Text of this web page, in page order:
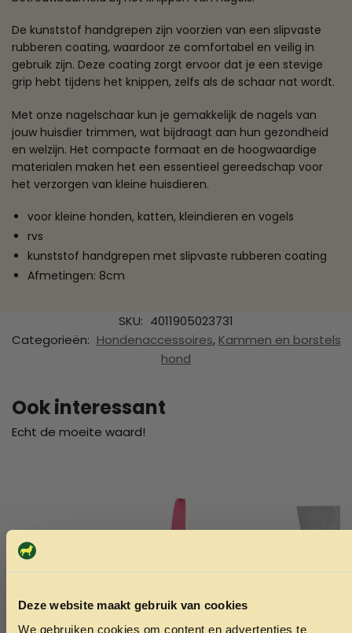
Deze website maakt gebruik van cookies
We gebruiken cookies om content en advertenties te
De kunststof handgrepen zijn voorzien van een slipvaste
rubberen coating, waardoor ze comfortabel en veilig in
gebruik zijn. Deze coating zorgt ervoor dat je een stevige
grip hebt tijdens het knippen, zelfs als de schaar nat wordt.
Met onze nagelschaar kun je gemakkelijk de nagels van
jouw huisdier trimmen, wat bijdraagt aan hun gezondheid
en welzijn. Het compacte formaat en de hoogwaardige
materialen maken het een essentieel gereedschap voor
het verzorgen van kleine huisdieren.
voor kleine honden, katten, kleindieren en vogels
rvs
kunststof handgrepen met slipvaste rubberen coating
Afmetingen: 8cm
SKU: 4011905023731
Categorieën: Hondenaccessoires, Kammen en borstels
hond
Ook interessant
Echt de moeite waard!